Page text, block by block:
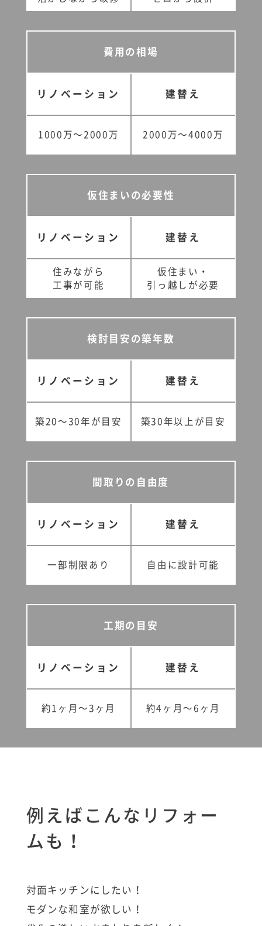
費用の相場
リノベーション 建替え
1000万〜2000万 2000万〜4000万
仮住まいの必要性
リノベーション 建替え
住みながら
工事が可能
仮住まい・
引っ越しが必要
検討目安の築年数
リノベーション 建替え
築20〜30年が目安 築30年以上が目安
間取りの自由度
リノベーション 建替え
一部制限あり 自由に設計可能
工期の目安
リノベーション 建替え
約1ヶ月〜3ヶ月 約4ヶ月〜6ヶ月
例えばこんなリフォー
ムも！
対面キッチンにしたい！
モダンな和室が欲しい！